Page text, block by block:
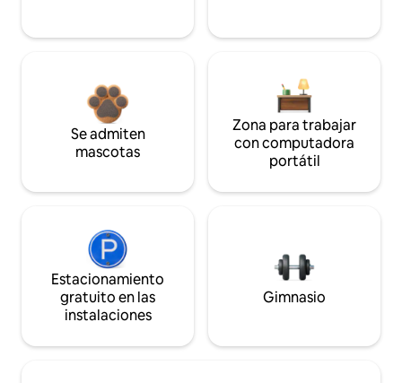
Se admiten
mascotas
Zona para trabajar
con computadora
portátil
Estacionamiento
gratuito en las
instalaciones
Gimnasio